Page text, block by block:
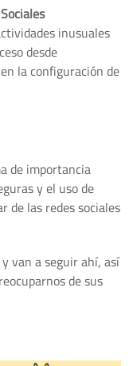
inusuales
desde
la configuración de
de importancia
y el uso de
de las redes sociales
van a seguir ahí, así
de sus